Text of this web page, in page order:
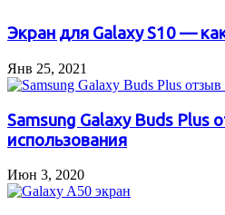
Экран для Galaxy S10 —
Янв 25, 2021
Samsung Galaxy Buds Plus
использования
Июн 3, 2020